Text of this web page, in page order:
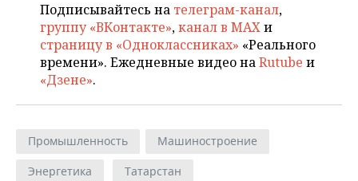
Подписывайтесь на телеграм-канал,
группу «ВКонтакте»,канал в MAXи
страницу в «Одноклассниках» «Реального
времени». Ежедневные видео наRutube и
«Дзене».
Промышленность
Машиностроение
Энергетика
Татарстан